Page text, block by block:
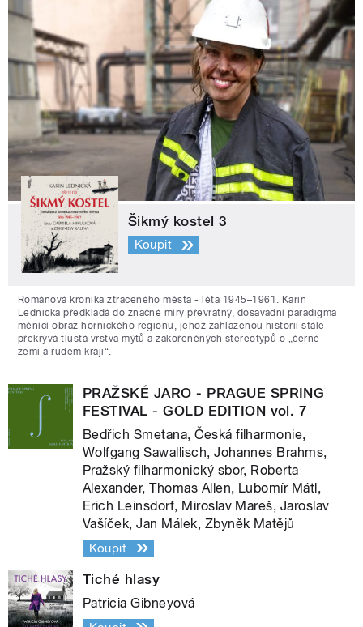
Šikmý kostel 3
Koupit
Románová kronika ztraceného města - léta 1945–1961. Karin
Lednická předkládá do značné míry převratný, dosavadní paradigma
měnící obraz hornického regionu, jehož zahlazenou historii stále
překrývá tlustá vrstva mýtů a zakořeněných stereotypů o „černé
zemi a rudém kraji“.
PRAŽSKÉ JARO - PRAGUE SPRING
FESTIVAL - GOLD EDITION vol. 7
Bedřich Smetana, Česká filharmonie,
Wolfgang Sawallisch, Johannes Brahms,
Pražský filharmonický sbor, Roberta
Alexander, Thomas Allen, Lubomír Mátl,
Erich Leinsdorf, Miroslav Mareš, Jaroslav
Vašíček, Jan Málek, Zbyněk Matějů
Koupit
Tiché hlasy
Patricia Gibneyová